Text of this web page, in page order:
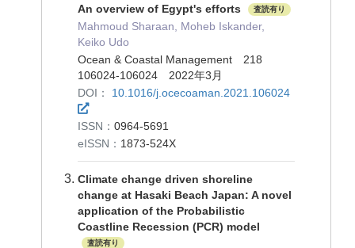
An overview of Egypt's efforts
査読有り
Mahmoud Sharaan, Moheb Iskander,
Keiko Udo
Ocean & Coastal Management 218
106024-106024 2022年3月
DOI：
10.1016/j.ocecoaman.2021.106024
ISSN： 0964-5691
eISSN： 1873-524X
Climate change driven shoreline
change at Hasaki Beach Japan: A novel
application of the Probabilistic
Coastline Recession (PCR) model
査読有り